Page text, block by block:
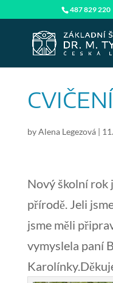
487 829 220
byAlena Legezová|
Nový školní rok
přírodě. Jeli
jsme měli
vymyslela paní